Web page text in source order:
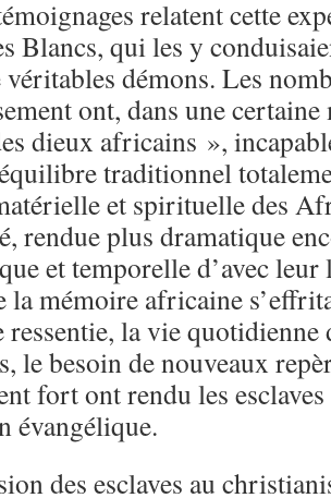
relatent cette
Blancs, qui les y
démons. Les
ont, dans une
dieux africains »,
traditionnel
et spirituelle des
rendue plus dramatique
et temporelle d’avec
la mémoire africaine
ressentie, la vie
le besoin de nouveaux
fort ont rendu les
évangélique.
des esclaves au